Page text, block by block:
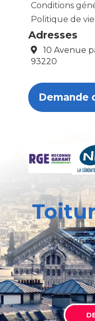
Conditions
Politique de
Adresses
10 Avenue
93220
Demande
© 2026